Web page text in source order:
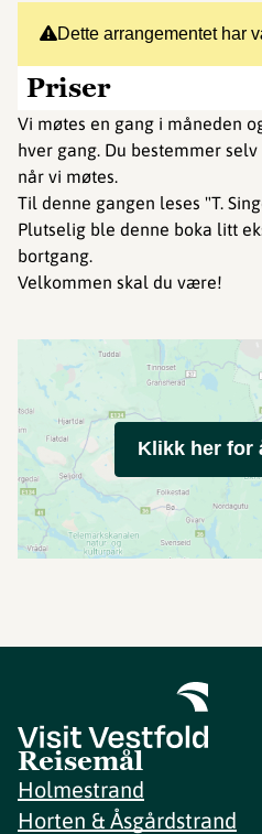
Dette arrangementet har
Priser
Vi møtes en gang i måneden
hver gang. Du bestemmer
når vi møtes.
Til denne gangen leses "T.
Plutselig ble denne boka litt
bortgang.
Velkommen skal du være!
Klikk her for
Reisemål
Holmestrand
Horten & Åsgårdstrand